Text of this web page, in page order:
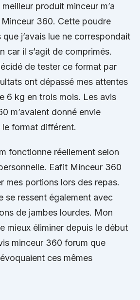
produit minceur m’a
360. Cette poudre
j’avais lue ne correspondait
car il s’agit de comprimés.
de tester ce format par
ont dépassé mes attentes
6 kg en trois mois. Les avis
m’avaient donné envie
le format différent.
fonctionne réellement selon
Eafit Minceur 360
mes portions lors des repas.
se ressent également avec
de jambes lourdes. Mon
mieux éliminer depuis le début
minceur 360 forum que
ces mêmes